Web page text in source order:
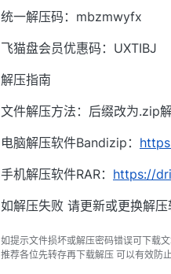
统一解压码：mbzmwyfx
飞猫盘会员优惠码：UXTIBJ
解压指南
文件解压方法：后缀改为.zip
电脑解压软件Bandizip：
手机解压软件RAR： https://
如解压失败 请更新或更换解
如提示文件损坏或解压密码错误可下载
推荐各位先转存再下载解压 可以有效防